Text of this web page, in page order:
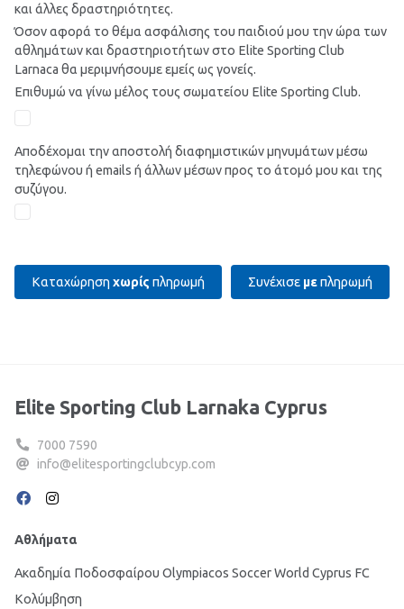
και άλλες δραστηριότητες.
Όσον αφορά το θέμα ασφάλισης του παιδιού μου την ώρα των
αθλημάτων και δραστηριοτήτων στο Elite Sporting Club
Larnaca θα μεριμνήσουμε εμείς ως γονείς.
Επιθυμώ να γίνω μέλος τους σωματείου Elite Sporting Club.
Αποδέχομαι την αποστολή διαφημιστικών μηνυμάτων μέσω
τηλεφώνου ή emails ή άλλων μέσων προς το άτομό μου και της
συζύγου.
Καταχώρησηχωρίς πληρωμή Συνέχισε μεπληρωμή
Elite Sporting Club Larnaka Cyprus
7000 7590
info@elitesportingclubcyp.com
Αθλήματα
Ακαδημία Ποδοσφαίρου Olympiacos Soccer World Cyprus FC
Κολύμβηση